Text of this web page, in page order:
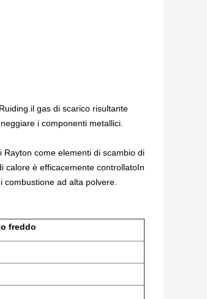
gas di scarico risultante
i componenti metallici.
come elementi di scambio di
calore è efficacemente controllatoIn
combustione ad alta polvere.
freddo